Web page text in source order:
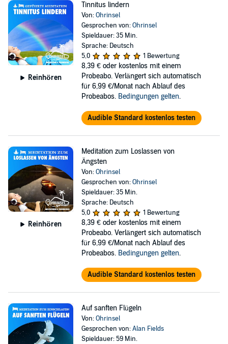
Reinhören
Tinnitus lindern
Von:Ohrinsel
Gesprochen von:Ohrinsel
Spieldauer: 35 Min.
Sprache: Deutsch
5,0
1 Bewertung
8,39 € oder kostenlos mit einem
Probeabo. Verlängert sich automatisch
für 6,99 €/Monat nach Ablauf des
Probeabos. Bedingungen gelten.
Audible Standard kostenlos testen
Reinhören
Meditation zum Loslassen von
Ängsten
Von:Ohrinsel
Gesprochen von:Ohrinsel
Spieldauer: 35 Min.
Sprache: Deutsch
5,0
1 Bewertung
8,39 € oder kostenlos mit einem
Probeabo. Verlängert sich automatisch
für 6,99 €/Monat nach Ablauf des
Probeabos. Bedingungen gelten.
Audible Standard kostenlos testen
Auf sanften Flügeln
Von:Ohrinsel
Gesprochen von:Alan Fields
Spieldauer: 59 Min.